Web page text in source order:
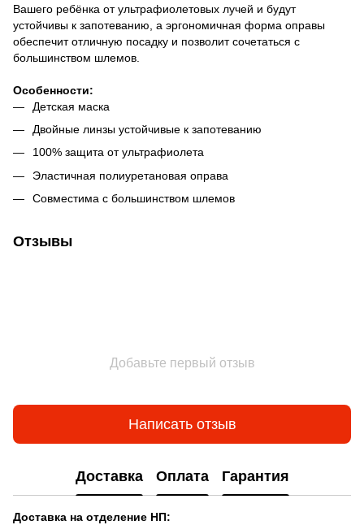
Вашего ребёнка от ультрафиолетовых лучей и будут
устойчивы к запотеванию, а эргономичная форма оправы
обеспечит отличную посадку и позволит сочетаться с
большинством шлемов.
Особенности:
Детская маска
Двойные линзы устойчивые к запотеванию
100% защита от ультрафиолета
Эластичная полиуретановая оправа
Совместима с большинством шлемов
Отзывы
Добавьте первый отзыв
Написать отзыв
Доставка Оплата Гарантия
Доставка на отделение НП: